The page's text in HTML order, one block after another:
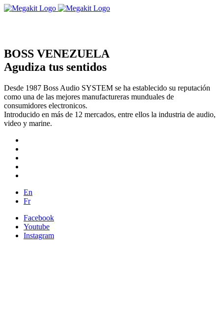
BOSS VENEZUELA
Agudiza tus sentidos
Desde 1987 Boss Audio SYSTEM se ha establecido su reputación
como una de las mejores manufactureras munduales de
consumidores electronicos.
Introducido en más de 12 mercados, entre ellos la industria de audio,
video y marine.
En
Fr
Facebook
Youtube
Instagram